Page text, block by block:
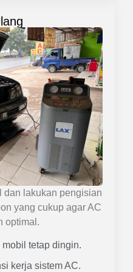
dan lakukan pengisian
yang cukup agar AC
optimal.
tetap dingin.
kerja sistem AC.